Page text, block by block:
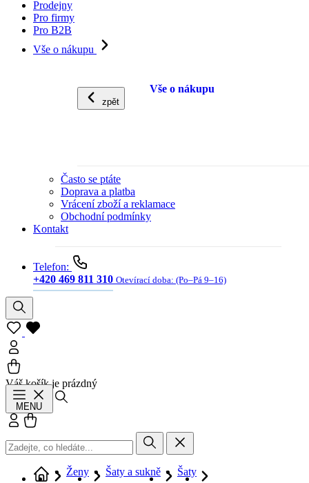
Prodejny
Pro firmy
Pro B2B
Vše o nákupu
zpět
Vše o nákupu
Často se ptáte
Doprava a platba
Vrácení zboží a reklamace
Obchodní podmínky
Kontakt
Telefon:
+420 469 811 310 Otevírací doba: (Po–Pá 9–16)
Váš košík je prázdný
MENU
Přihlásit se
Ženy Šaty a sukně
Šaty